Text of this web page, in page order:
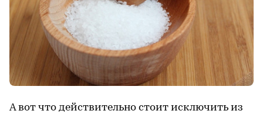
А вот что действительно стоит исключить из